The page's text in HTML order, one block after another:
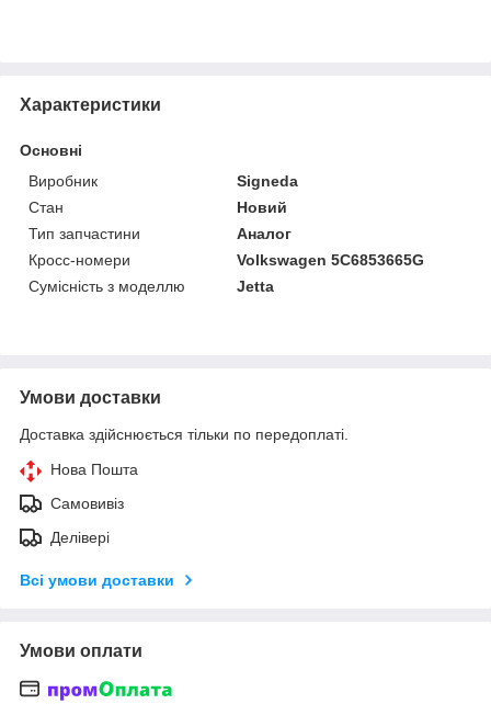
Характеристики
Основні
Виробник
Signeda
Стан
Новий
Тип запчастини
Аналог
Кросс-номери
Volkswagen 5C6853665G
Сумісність з моделлю
Jetta
Умови доставки
Доставка здійснюється тільки по передоплаті.
Нова Пошта
Самовивіз
Делівері
Всі умови доставки
Умови оплати